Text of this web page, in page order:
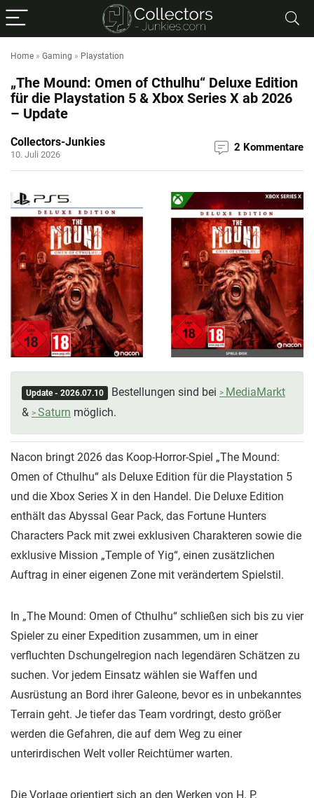
Home » Gaming » Playstation
„The Mound: Omen of Cthulhu“ Deluxe Edition
für die Playstation 5 & Xbox Series X ab 2026
– Update
Collectors-Junkies
10. Juli 2026
2 Kommentare
Update - 2026.07.10 Bestellungen sind bei
MediaMarkt
&
Saturn möglich.
Nacon bringt 2026 das Koop-Horror-Spiel „The Mound:
Omen of Cthulhu“ als Deluxe Edition für die Playstation 5
und die Xbox Series X in den Handel. Die Deluxe Edition
enthält das Abyssal Gear Pack, das Fortune Hunters
Characters Pack mit zwei exklusiven Charakteren sowie die
exklusive Mission „Temple of Yig“, einen zusätzlichen
Auftrag in einer eigenen Zone mit verändertem Spielstil.
In „The Mound: Omen of Cthulhu“ schließen sich bis zu vier
Spieler zu einer Expedition zusammen, um in einer
verfluchten Dschungelregion nach legendären Schätzen zu
suchen. Vor jedem Einsatz wählen sie Waffen und
Ausrüstung an Bord ihrer Galeone, bevor es in unbekanntes
Terrain geht. Je tiefer das Team vordringt, desto größer
werden die Gefahren, die auf dem Weg zu einer
unterirdischen Welt voller Reichtümer warten.
Die Vorlage orientiert sich an den Werken von H. P.